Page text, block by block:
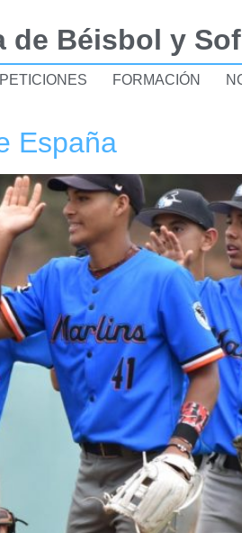
de Béisbol y
FORMACIÓN
España